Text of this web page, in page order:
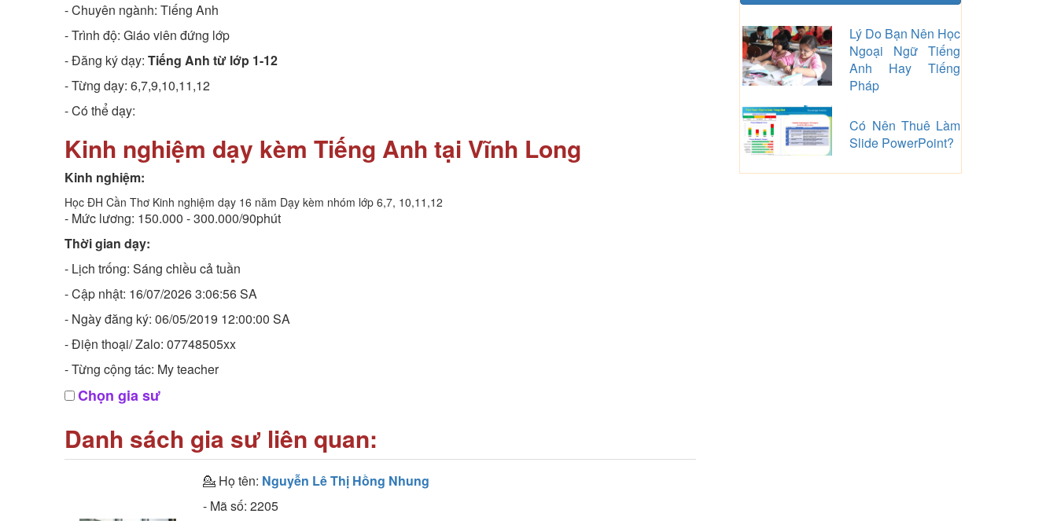
- Chuyên ngành:Tiếng Anh
- Trình độ:Giáo viên đứng lớp
- Đăng ký dạy:Tiếng Anh từ lớp 1-12
- Từng dạy: 6,7,9,10,11,12
- Có thể dạy:
Kinh nghiệm dạy kèm Tiếng Anh tại Vĩnh Long
Kinh nghiệm:
Học ĐH Cần Thơ Kinh nghiệm dạy 16 năm Dạy kèm nhóm lớp 6,7, 10,11,12
- Mức lương: 150.000 - 300.000/90phút
Thời gian dạy:
- Lịch trống: Sáng chiều cả tuần
- Cập nhật: 16/07/2026 3:06:56 SA
- Ngày đăng ký: 06/05/2019 12:00:00 SA
- Điện thoại/ Zalo: 07748505xx
- Từng cộng tác: My teacher
Chọn gia sư
Danh sách gia sư liên quan:
💁 Họ tên: Nguyễn Lê Thị Hồng Nhung
- Mã số: 2205
Lý Do Bạn Nên Học
Ngoại Ngữ Tiếng
Anh Hay Tiếng
Pháp
Có Nên Thuê Làm
Slide PowerPoint?